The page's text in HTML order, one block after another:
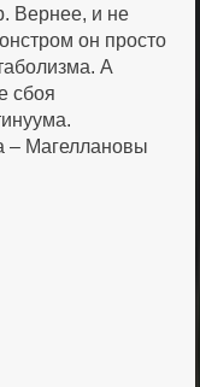
Вернее, и не
он просто
А
сбоя
– Магеллановы